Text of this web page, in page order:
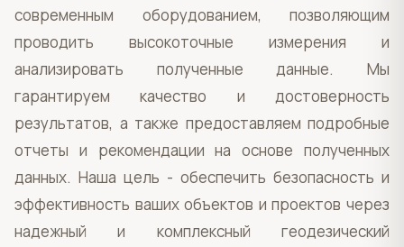
современным оборудованием, позволяющим
проводить высокоточные измерения и
анализировать полученные данные. Мы
гарантируем качество и достоверность
результатов, а также предоставляем подробные
отчеты и рекомендации на основе полученных
данных. Наша цель - обеспечить безопасность и
эффективность ваших объектов и проектов через
надежный и комплексный геодезический